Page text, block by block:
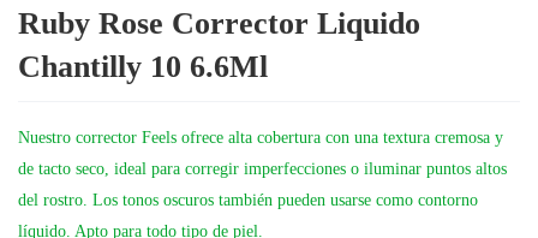
Ruby Rose Corrector Liquido
Chantilly 10 6.6Ml
Nuestro corrector Feels ofrece alta cobertura con una textura cremosa y
de tacto seco, ideal para corregir imperfecciones o iluminar puntos altos
del rostro. Los tonos oscuros también pueden usarse como contorno
líquido. Apto para todo tipo de piel.